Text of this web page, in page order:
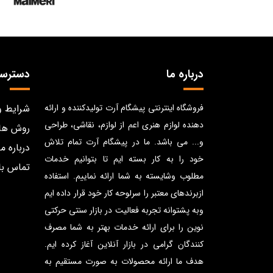
درباره ما
فروشگاه اینترنتی پیشگام آرت تولیدکننده و ارائه
دهنده لوازم هنری اعم از لوازم، نقاشی، طراحی
و... می باشد. ما در پیشگام آرت تمام تلاش
خود را به کار بسته ایم تا بتوانیم خدمات
مطلوب وشایسته به شما ارائه نماییم. استفاده
ازبرندهای معتبر را سرلوحه کار خود قرار داده ایم
وبه پشتوانه تجربه فعالیت در بازار سنتی حرکتی
نوین را برای ارائه خدمات بهتر به شما مصرف
کنندگان گرامی در بازار آنلاین آغاز کرده ایم.
هدف ما ارائه محصولات به صورت مستقیم به
شرایط
روش
درباره
تماس